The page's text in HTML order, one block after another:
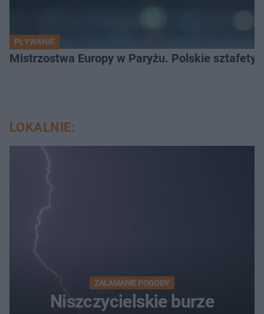
PŁYWANIE
Mistrzostwa Europy w Paryżu. Polskie sztafety
LOKALNIE:
ZAŁAMANIE POGODY
Niszczycielskie burze